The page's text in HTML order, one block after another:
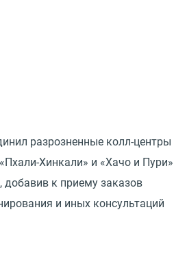
разрозненные колл-центры
Хинкали» и «Хачо и Пури»
добавив к приему заказов
и иных консультаций